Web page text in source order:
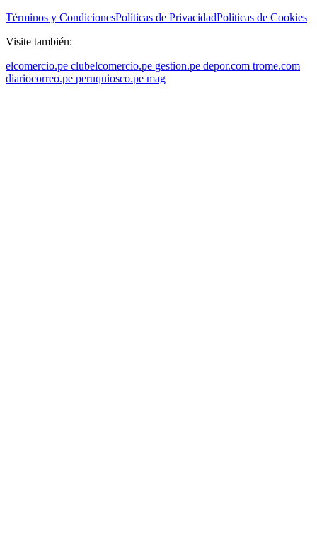
Términos y CondicionesPolíticas de PrivacidadPoliticas de Cookies
Visite también:
elcomercio.pe clubelcomercio.pe gestion.pe depor.com trome.com
diariocorreo.pe peruquiosco.pe mag